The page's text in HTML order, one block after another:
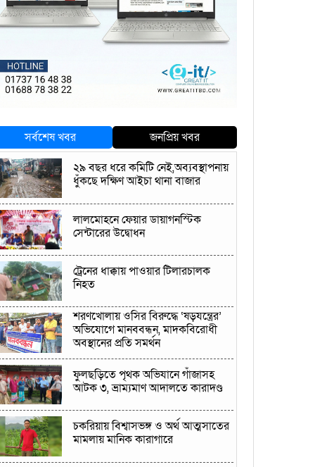
সর্বশেষ খবর
জনপ্রিয় খবর
২৯ বছর ধরে কমিটি নেই,অব্যবস্থাপনায়
ধুঁকছে দক্ষিণ আইচা থানা বাজার
লালমোহনে ফেয়ার ডায়াগনস্টিক
সেন্টারের উদ্বোধন
ট্রেনের ধাক্কায় পাওয়ার টিলারচালক
নিহত
শরণখোলায় ওসির বিরুদ্ধে ‘ষড়যন্ত্রের’
অভিযোগে মানববন্ধন, মাদকবিরোধী
অবস্থানের প্রতি সমর্থন
ফুলছড়িতে পৃথক অভিযানে গাঁজাসহ
আটক ৩, ভ্রাম্যমাণ আদালতে কারাদণ্ড
চকরিয়ায় বিশ্বাসভঙ্গ ও অর্থ আত্মসাতের
মামলায় মানিক কারাগারে